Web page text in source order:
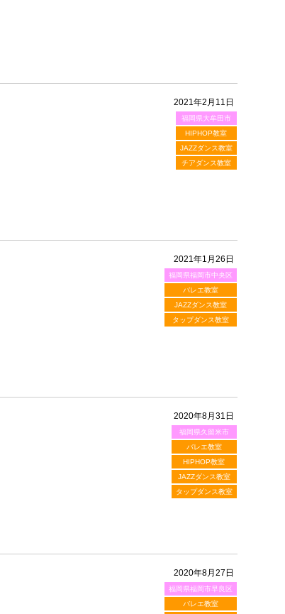
2021年2月11日
福岡県大牟田市
HIPHOP教室
JAZZダンス教室
チアダンス教室
2021年1月26日
福岡県福岡市中央区
バレエ教室
JAZZダンス教室
タップダンス教室
2020年8月31日
福岡県久留米市
バレエ教室
HIPHOP教室
JAZZダンス教室
タップダンス教室
2020年8月27日
福岡県福岡市早良区
バレエ教室